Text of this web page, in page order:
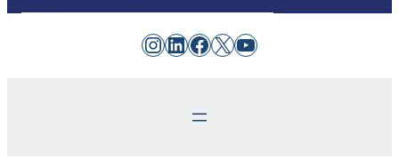
Instagram
LinkedIn
Facebook
X YouTube